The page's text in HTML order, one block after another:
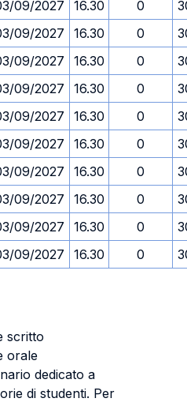
09/2027 16.30 0
09/2027 16.30 0
09/2027 16.30 0
09/2027 16.30 0
09/2027 16.30 0
09/2027 16.30 0
09/2027 16.30 0
09/2027 16.30 0
09/2027 16.30 0
09/2027 16.30 0
scritto
orale
dedicato a
di studenti. Per